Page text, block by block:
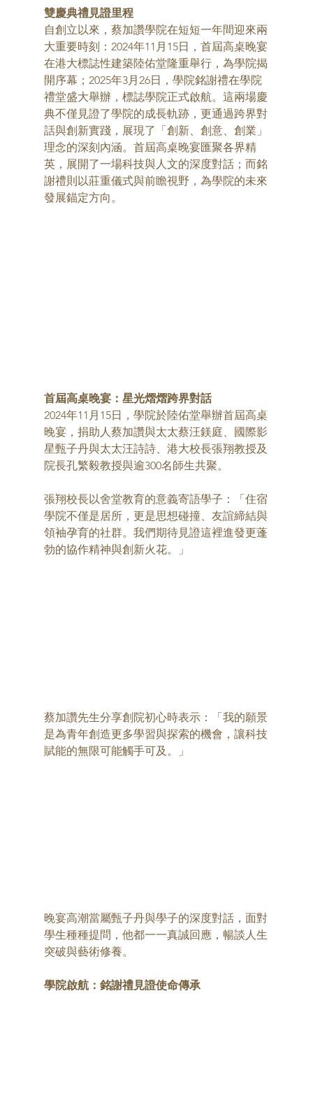
雙慶典禮見證里程
自創立以來，蔡加讚學院在短短一年間迎來兩
大重要時刻：2024年11月15日，首屆高桌晚宴
在港大標誌性建築陸佑堂隆重舉行，為學院揭
開序幕；2025年3月26日，學院銘謝禮在學院
禮堂盛大舉辦，標誌學院正式啟航。這兩場慶
典不僅見證了學院的成長軌跡，更通過跨界對
話與創新實踐，展現了「創新、創意、創業」
理念的深刻內涵。首屆高桌晚宴匯聚各界精
英，展開了一場科技與人文的深度對話；而銘
謝禮則以莊重儀式與前瞻視野，為學院的未來
發展錨定方向。
首屆高桌晚宴：星光熠熠跨界對話
2024年11月15日，學院於陸佑堂舉辦首屆高桌
晚宴，捐助人蔡加讚與太太蔡汪鎂庭、國際影
星甄子丹與太太汪詩詩、港大校長張翔教授及
院長孔繁毅教授與逾300名師生共聚。
張翔校長以舍堂教育的意義寄語學子：「住宿
學院不僅是居所，更是思想碰撞、友誼締結與
領袖孕育的社群。我們期待見證這裡進發更蓬
勃的協作精神與創新火花。」
蔡加讚先生分享創院初心時表示：「我的願景
是為青年創造更多學習與探索的機會，讓科技
賦能的無限可能觸手可及。」
晚宴高潮當屬甄子丹與學子的深度對話，面對
學生種種提問，他都一一真誠回應，暢談人生
突破與藝術修養。
學院啟航：銘謝禮見證使命傳承